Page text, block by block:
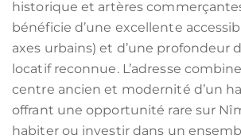
historique et artères
bénéficie d’une excellente
axes urbains) et d’une profondeur
locatif reconnue. L’adresse
centre ancien et modernité d’un
offrant une opportunité rare sur
habiter ou investir dans un